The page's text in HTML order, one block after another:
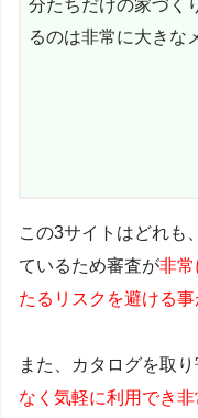
分たちだけの家づく
るのは非常に大きな
この3サイトはどれも
ているため審査が非常
たるリスクを避ける事
また、カタログを取
なく気軽に利用でき